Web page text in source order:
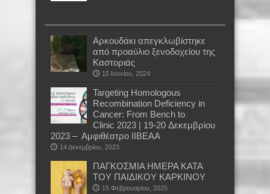
Αρκουδάκι απεγκλωβίστηκε
από προαύλιο ξενοδοχείου της
Καστοριάς
15 Ιουνίου, 2024
Targeting Homologous
Recombination Deficiency in
Cancer: From Bench to
Clinic 2023 | 19-20 Δεκεμβρίου
2023 – Αμφιθέατρο ΙIΒΕΑΑ
14 Δεκεμβρίου, 2023
ΠΑΓΚΟΣΜΙΑ ΗΜΕΡΑ ΚΑΤΑ
ΤΟΥ ΠΑΙΔΙΚΟΥ ΚΑΡΚΙΝΟΥ
15 Φεβρουαρίου, 2025